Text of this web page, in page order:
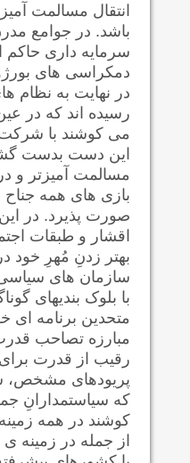
انتقال مسالمت
باشد. در جوامع
سرمایه داری
دمکراسی های
در نهایت به نظام
رسیده اند که در
می کوشند با
این دست بدست
مسالمت آمیزتر و
بازی های همه جناح
صورت پذیرد. در
اقشار و طبقات
بهتر زدنِ مُهرِ خود
سازمان های
با بلوک بندیهای
متحدین برنامه ای
مبارزه تصاحب
رقیب از قدرت
پریودهای مشخص،
که سیاستمدارانِ
کوشند در همه
از جمله در زمینه